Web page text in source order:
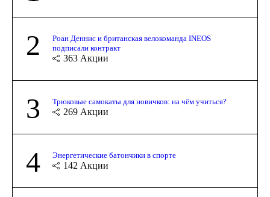
2
Роан Деннис и британская велокоманда INEOS
подписали контракт
363 Акции
3 Трюковые самокаты для новичков: на чём учиться?
269 Акции
4 Энергетические батончики в спорте
142 Акции